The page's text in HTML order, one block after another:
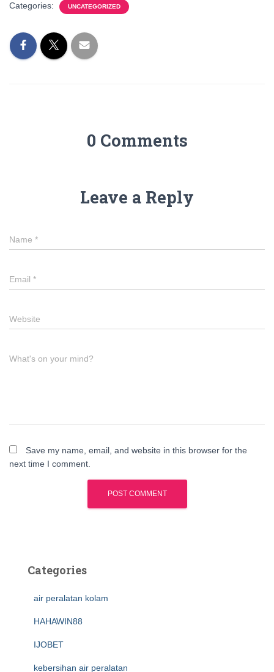
Categories: UNCATEGORIZED
0 Comments
Leave a Reply
Name *
Email *
Website
What's on your mind?
Save my name, email, and website in this browser for the
next time I comment.
Categories
air peralatan kolam
HAHAWIN88
IJOBET
kebersihan air peralatan